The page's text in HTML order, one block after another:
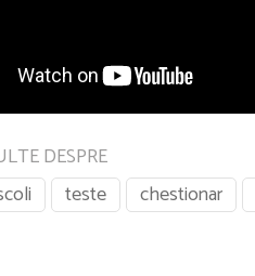
DESPRE
teste chestionar